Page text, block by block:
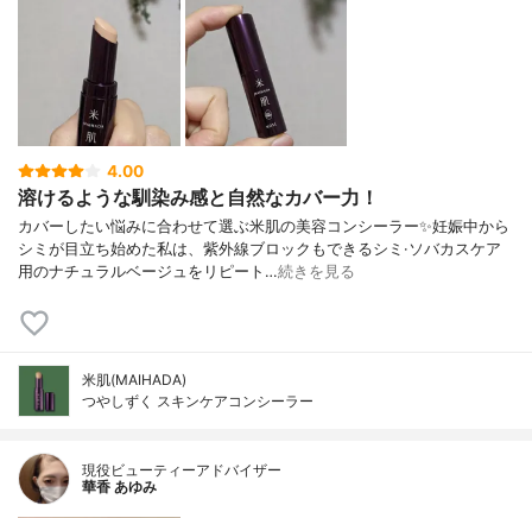
4.00
溶けるような馴染み感と自然なカバー力！
カバーしたい悩みに合わせて選ぶ米肌の美容コンシーラー✨妊娠中から
シミが目立ち始めた私は、紫外線ブロックもできるシミ·ソバカスケア
用のナチュラルベージュをリピート…続きを見る
米肌(MAIHADA)
つやしずく スキンケアコンシーラー
現役ビューティーアドバイザー
華香 あゆみ